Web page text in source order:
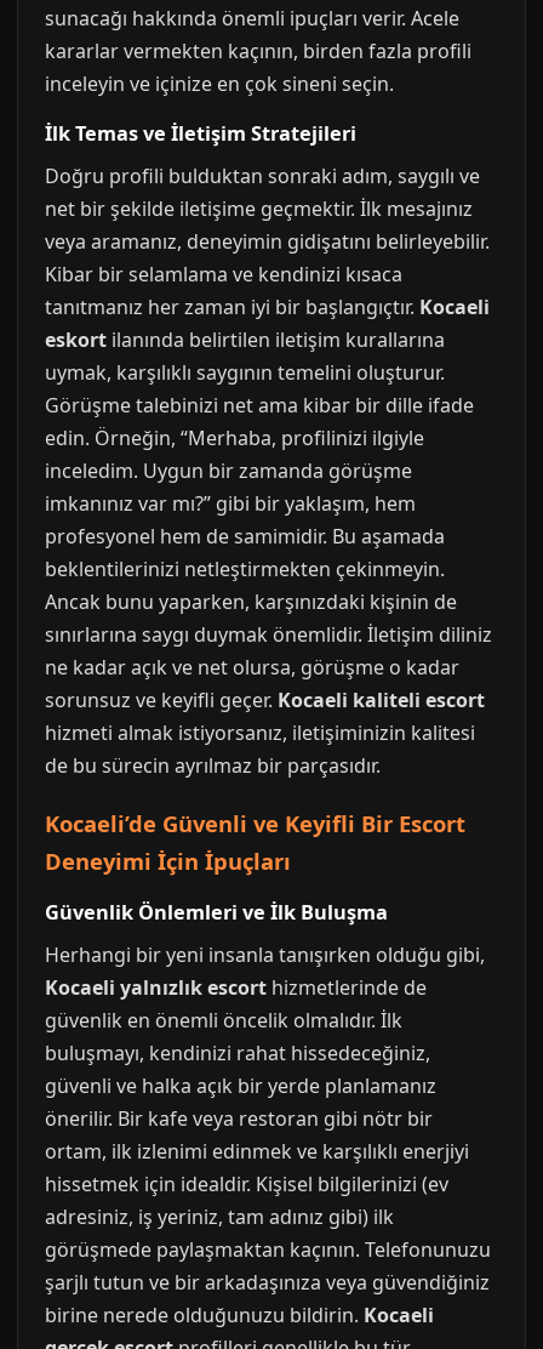
sunacağı hakkında önemli ipuçları verir. Acele
kararlar vermekten kaçının, birden fazla profili
inceleyin ve içinize en çok sineni seçin.
İlk Temas ve İletişim Stratejileri
Doğru profili bulduktan sonraki adım, saygılı ve
net bir şekilde iletişime geçmektir. İlk mesajınız
veya aramanız, deneyimin gidişatını belirleyebilir.
Kibar bir selamlama ve kendinizi kısaca
tanıtmanız her zaman iyi bir başlangıçtır. Kocaeli
eskort ilanında belirtilen iletişim kurallarına
uymak, karşılıklı saygının temelini oluşturur.
Görüşme talebinizi net ama kibar bir dille ifade
edin. Örneğin, “Merhaba, profilinizi ilgiyle
inceledim. Uygun bir zamanda görüşme
imkanınız var mı?” gibi bir yaklaşım, hem
profesyonel hem de samimidir. Bu aşamada
beklentilerinizi netleştirmekten çekinmeyin.
Ancak bunu yaparken, karşınızdaki kişinin de
sınırlarına saygı duymak önemlidir. İletişim diliniz
ne kadar açık ve net olursa, görüşme o kadar
sorunsuz ve keyifli geçer. Kocaeli kaliteli escort
hizmeti almak istiyorsanız, iletişiminizin kalitesi
de bu sürecin ayrılmaz bir parçasıdır.
Kocaeli’de Güvenli ve Keyifli Bir Escort
Deneyimi İçin İpuçları
Güvenlik Önlemleri ve İlk Buluşma
Herhangi bir yeni insanla tanışırken olduğu gibi,
Kocaeli yalnızlık escort hizmetlerinde de
güvenlik en önemli öncelik olmalıdır. İlk
buluşmayı, kendinizi rahat hissedeceğiniz,
güvenli ve halka açık bir yerde planlamanız
önerilir. Bir kafe veya restoran gibi nötr bir
ortam, ilk izlenimi edinmek ve karşılıklı enerjiyi
hissetmek için idealdir. Kişisel bilgilerinizi (ev
adresiniz, iş yeriniz, tam adınız gibi) ilk
görüşmede paylaşmaktan kaçının. Telefonunuzu
şarjlı tutun ve bir arkadaşınıza veya güvendiğiniz
birine nerede olduğunuzu bildirin. Kocaeli